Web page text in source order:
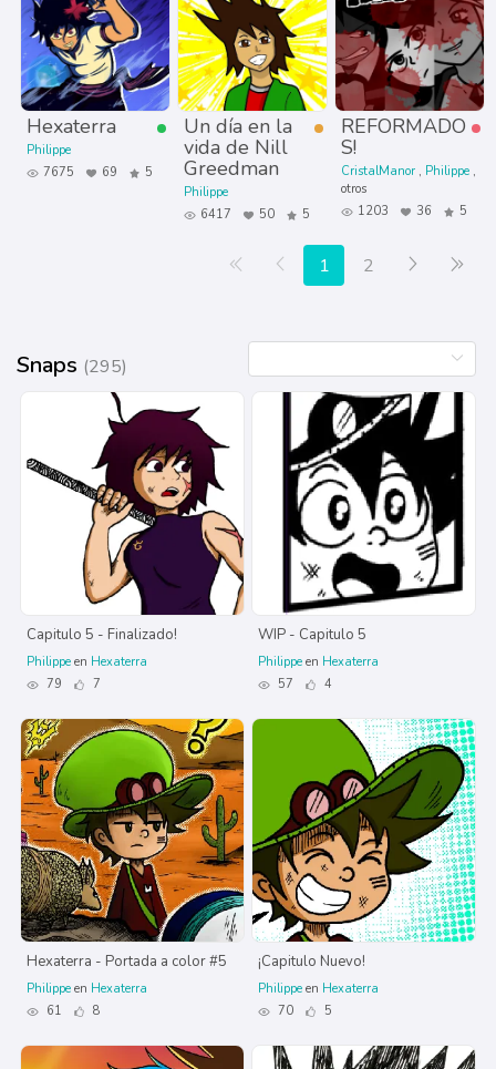
Hexaterra
Philippe
7675
69 5
Un día en la
vida de Nill
Greedman
Philippe
6417
50 5
REFORMADO
S!
CristalManor
Philippe
otros
1203
36 5
Primera página
Anterior
1 2 Siguiente
Snaps (295)
Capitulo 5 - Finalizado!
Philippe en Hexaterra
79
7
WIP - Capitulo 5
Philippe en Hexaterra
57
4
Hexaterra - Portada a color #5
Philippe en Hexaterra
61
8
¡Capitulo Nuevo!
Philippe en Hexaterra
70
5